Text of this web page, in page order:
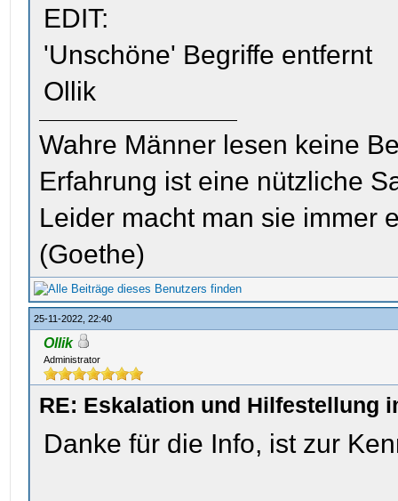
EDIT:
'Unschöne' Begriffe entfernt
Ollik
Wahre Männer lesen keine
Erfahrung ist eine nützliche
Leider macht man sie immer
(Goethe)
25-11-2022, 22:40
Ollik
Administrator
RE: Eskalation und Hilfestellung
Danke für die Info, ist zur